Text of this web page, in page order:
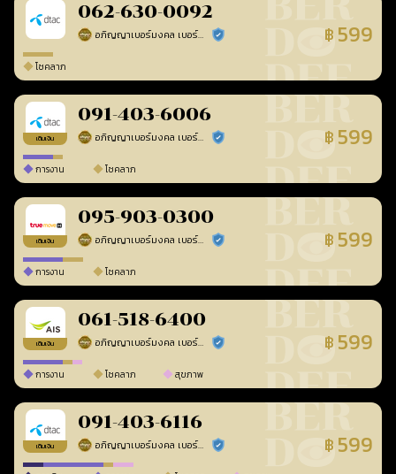
062-630-0092
อภิญญาเบอร์มงคล เบอร์สวยเลขศาสตร์ ร้านยืนยันแล้ว ฿ 599
โชคลาภ
เติมเงิน
091-403-6006
อภิญญาเบอร์มงคล เบอร์สวยเลขศาสตร์ ร้านยืนยันแล้ว ฿ 599
การงาน โชคลาภ
เติมเงิน
095-903-0300
อภิญญาเบอร์มงคล เบอร์สวยเลขศาสตร์ ร้านยืนยันแล้ว ฿ 599
การงาน โชคลาภ
เติมเงิน
061-518-6400
อภิญญาเบอร์มงคล เบอร์สวยเลขศาสตร์ ร้านยืนยันแล้ว ฿ 599
การงาน โชคลาภ สุขภาพ
เติมเงิน
091-403-6116
อภิญญาเบอร์มงคล เบอร์สวยเลขศาสตร์ ร้านยืนยันแล้ว ฿ 599